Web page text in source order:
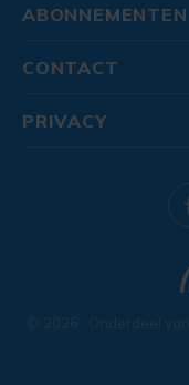
ABONNEMENTEN
CONTACT
© 2026 . Onderdeel van
PRIVACY